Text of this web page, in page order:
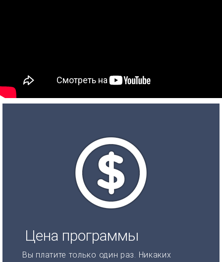
Цена программы
Вы платите только один раз. Никаких